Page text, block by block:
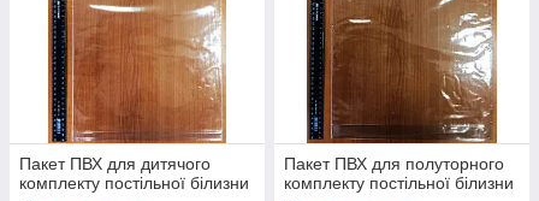
Закриваються клапаном на клейкій стрічці.
Розмір
ширина/
висота
Призначе
Мінімальна партія — 500 штук
партії 500
купити
Пакет ПВХ для дитячого
комплекту постільної білизни
Пакет ПВХ для полуторного
комплекту постільної білизни